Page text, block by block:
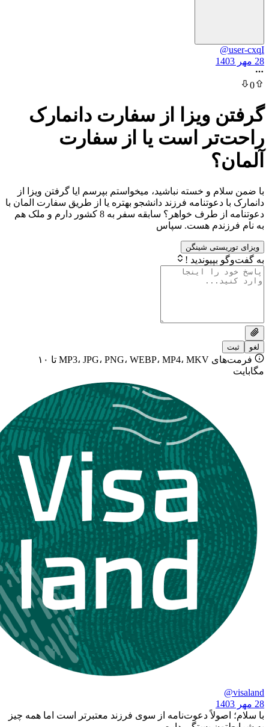
ویزا از سفارت دانمارک
است یا از سفارت
و خسته نباشید، میخواستم بپرسم ایا گرفتن ویزا از
دعوتنامه فرزند دانشجو بهتره یا از طریق سفارت المان با
دعوتنامه از طرف خواهر؟ سابقه سفر به 8 کشور دارم و ملک هم
هست. سپاس
شینگن
!
فرمت‌های MP3، JPG، PNG، WEBP، MP4، MKV تا ۱۰
دعوت‌نامه از سوی فرزند معتبرتر است اما همه چیز